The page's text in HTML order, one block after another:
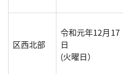
区西北部
令和元年12月17
日
(火曜日）